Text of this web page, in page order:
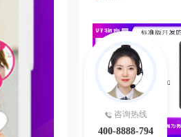
咨询热线
400-8888-794